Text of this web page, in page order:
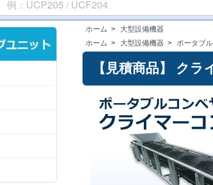
ホーム >
大型設備機器
ホーム > 大型設備機器 > ポータブ
【見積商品】 クラ